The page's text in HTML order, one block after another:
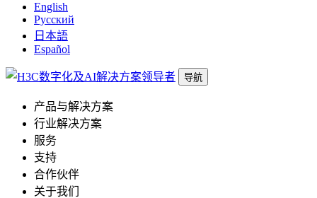
English
Русский
日本語
Español
导航
产品与解决方案
行业解决方案
服务
支持
合作伙伴
关于我们